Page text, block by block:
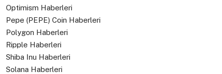
Optimism Haberleri
Pepe (PEPE) Coin Haberleri
Polygon Haberleri
Ripple Haberleri
Shiba Inu Haberleri
Solana Haberleri